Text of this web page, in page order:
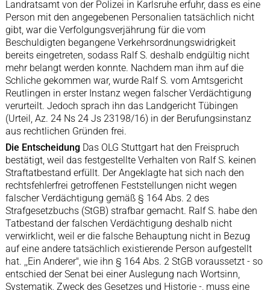
Landratsamt von der Polizei in Karlsruhe erfuhr, dass es eine
Person mit den angegebenen Personalien tatsächlich nicht
gibt, war die Verfolgungsverjährung für die vom
Beschuldigten begangene Verkehrsordnungswidrigkeit
bereits eingetreten, sodass Ralf S. deshalb endgültig nicht
mehr belangt werden konnte. Nachdem man ihm auf die
Schliche gekommen war, wurde Ralf S. vom Amtsgericht
Reutlingen in erster Instanz wegen falscher Verdächtigung
verurteilt. Jedoch sprach ihn das Landgericht Tübingen
(Urteil, Az. 24 Ns 24 Js 23198/16) in der Berufungsinstanz
aus rechtlichen Gründen frei.
Die Entscheidung Das OLG Stuttgart hat den Freispruch
bestätigt, weil das festgestellte Verhalten von Ralf S. keinen
Straftatbestand erfüllt. Der Angeklagte hat sich nach den
rechtsfehlerfrei getroffenen Feststellungen nicht wegen
falscher Verdächtigung gemäß § 164 Abs. 2 des
Strafgesetzbuchs (StGB) strafbar gemacht. Ralf S. habe den
Tatbestand der falschen Verdächtigung deshalb nicht
verwirklicht, weil er die falsche Behauptung nicht in Bezug
auf eine andere tatsächlich existierende Person aufgestellt
hat. ,,Ein Anderer", wie ihn § 164 Abs. 2 StGB voraussetzt - so
entschied der Senat bei einer Auslegung nach Wortsinn,
Systematik, Zweck des Gesetzes und Historie -, muss eine